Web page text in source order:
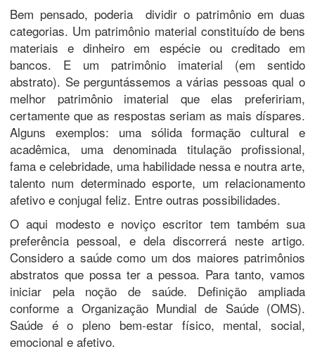
Bem pensado, poderia dividir o patrimônio em duas
categorias. Um patrimônio material constituído de bens
materiais e dinheiro em espécie ou creditado em
bancos. E um patrimônio imaterial (em sentido
abstrato). Se perguntássemos a várias pessoas qual o
melhor patrimônio imaterial que elas prefeririam,
certamente que as respostas seriam as mais díspares.
Alguns exemplos: uma sólida formação cultural e
acadêmica, uma denominada titulação profissional,
fama e celebridade, uma habilidade nessa e noutra arte,
talento num determinado esporte, um relacionamento
afetivo e conjugal feliz. Entre outras possibilidades.
O aqui modesto e noviço escritor tem também sua
preferência pessoal, e dela discorrerá neste artigo.
Considero a saúde como um dos maiores patrimônios
abstratos que possa ter a pessoa. Para tanto, vamos
iniciar pela noção de saúde. Definição ampliada
conforme a Organização Mundial de Saúde (OMS).
Saúde é o pleno bem-estar físico, mental, social,
emocional e afetivo.